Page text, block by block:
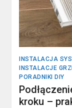
INSTALACJA
INSTALACJE
PORADNIKI DIY
kroku –